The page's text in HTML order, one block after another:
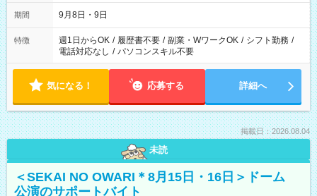
時間は変更となる可能性があります
期間 9月8日・9日
特徴 週1日からOK / 履歴書不要 / 副業・WワークOK / シフト勤務 /
電話対応なし / パソコンスキル不要
気になる！ 応募する 詳細へ
掲載日：2026.08.04
未読
＜SEKAI NO OWARI＊8月15日・16日＞ドーム
公演のサポートバイト